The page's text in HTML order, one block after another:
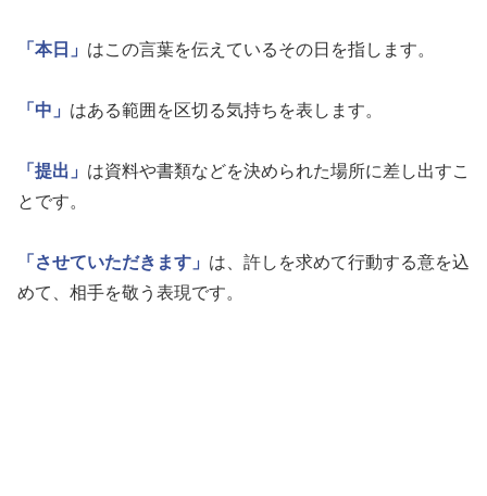
「本日」 はこの言葉を伝えているその日を指します。
「中」 はある範囲を区切る気持ちを表します。
「提出」 は資料や書類などを決められた場所に差し出すこ
とです。
「させていただきます」 は、許しを求めて行動する意を込
めて、相手を敬う表現です。